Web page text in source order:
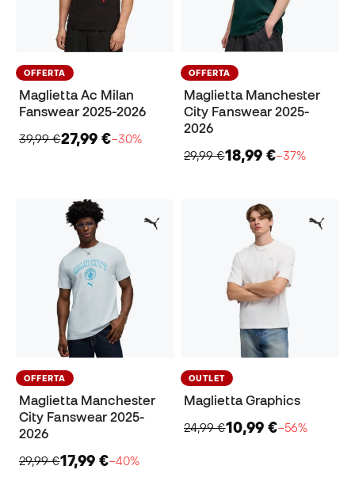
OFFERTA
Maglietta Ac Milan
Fanswear 2025-2026
39,99 €27,99 €−30%
OFFERTA
Maglietta Manchester
City Fanswear 2025-
2026
29,99 €18,99 €−37%
OFFERTA
Maglietta Manchester
City Fanswear 2025-
2026
29,99 €17,99 €−40%
OUTLET
Maglietta Graphics
24,99 €10,99 €−56%